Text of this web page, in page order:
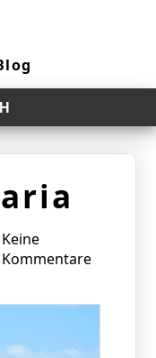
Keine
Kommentare